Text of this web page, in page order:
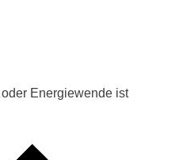
Energiewende ist